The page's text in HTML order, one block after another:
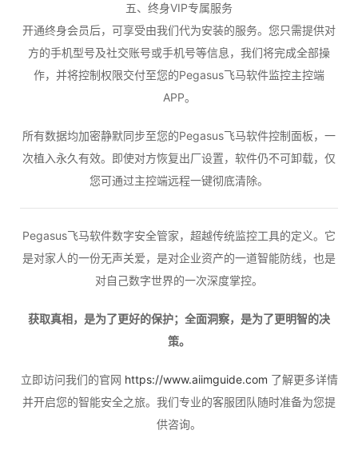
五、终身VIP专属服务
开通终身会员后，可享受由我们代为安装的服务。您只需提供对
方的手机型号及社交账号或手机号等信息，我们将完成全部操
作，并将控制权限交付至您的Pegasus飞马软件监控主控端
APP。
所有数据均加密静默同步至您的Pegasus飞马软件控制面板，一
次植入永久有效。即使对方恢复出厂设置，软件仍不可卸载，仅
您可通过主控端远程一键彻底清除。
Pegasus飞马软件数字安全管家，超越传统监控工具的定义。它
是对家人的一份无声关爱，是对企业资产的一道智能防线，也是
对自己数字世界的一次深度掌控。
获取真相，是为了更好的保护；全面洞察，是为了更明智的决
策。
立即访问我们的官网 https://www.aiimguide.com 了解更多详情
并开启您的智能安全之旅。我们专业的客服团队随时准备为您提
供咨询。